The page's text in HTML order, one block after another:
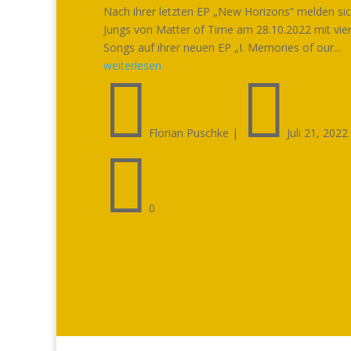
Nach ihrer letzten EP „New Horizons“ melden
Jungs von Matter of Time am 28.10.2022 mit vier
Songs auf ihrer neuen EP „I. Memories of our...
weiterlesen
 Florian Puschke |  Juli 21, 2022
 0